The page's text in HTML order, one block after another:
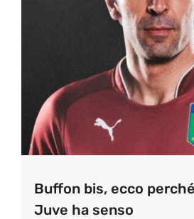
Buffon bis, ecco
Juve ha senso